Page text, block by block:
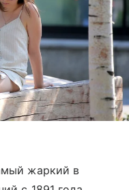
жаркий в